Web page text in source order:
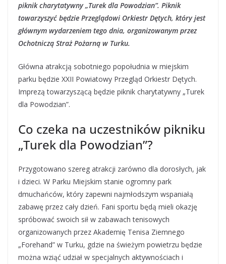
piknik charytatywny „Turek dla Powodzian”. Piknik
towarzyszyć będzie Przeglądowi Orkiestr Dętych, który jest
głównym wydarzeniem tego dnia, organizowanym przez
Ochotniczą Straż Pożarną w Turku.
Główna atrakcją sobotniego popołudnia w miejskim
parku będzie XXII Powiatowy Przegląd Orkiestr Dętych.
Imprezą towarzyszącą będzie piknik charytatywny „Turek
dla Powodzian”.
Co czeka na uczestników pikniku
„Turek dla Powodzian”?
Przygotowano szereg atrakcji zarówno dla dorosłych, jak
i dzieci. W Parku Miejskim stanie ogromny park
dmuchańców, który zapewni najmłodszym wspaniałą
zabawę przez cały dzień. Fani sportu będą mieli okazję
spróbować swoich sił w zabawach tenisowych
organizowanych przez Akademię Tenisa Ziemnego
„Forehand” w Turku, gdzie na świeżym powietrzu będzie
można wziąć udział w specjalnych aktywnościach i